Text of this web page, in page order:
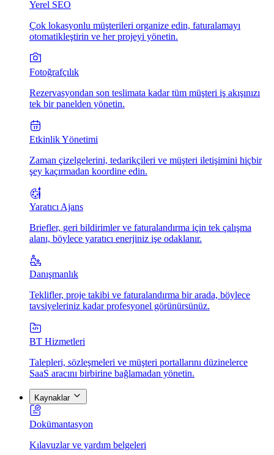
Yerel SEO
Çok lokasyonlu müşterileri organize edin, faturalamayı
otomatikleştirin ve her projeyi yönetin.
Fotoğrafçılık
Rezervasyondan son teslimata kadar tüm müşteri iş akışınızı
tek bir panelden yönetin.
Etkinlik Yönetimi
Zaman çizelgelerini, tedarikçileri ve müşteri iletişimini hiçbir
şey kaçırmadan koordine edin.
Yaratıcı Ajans
Briefler, geri bildirimler ve faturalandırma için tek çalışma
alanı, böylece yaratıcı enerjiniz işe odaklanır.
Danışmanlık
Teklifler, proje takibi ve faturalandırma bir arada, böylece
tavsiyeleriniz kadar profesyonel görünürsünüz.
BT Hizmetleri
Talepleri, sözleşmeleri ve müşteri portallarını düzinelerce
SaaS aracını birbirine bağlamadan yönetin.
Kaynaklar
Dokümantasyon
Kılavuzlar ve yardım belgeleri